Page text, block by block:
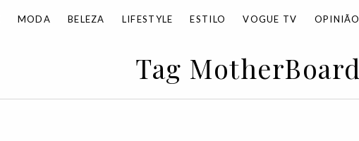
MODA BELEZA LIFESTYLE ESTILO VOGUE TV OPINIÃO
Tag MotherBoard